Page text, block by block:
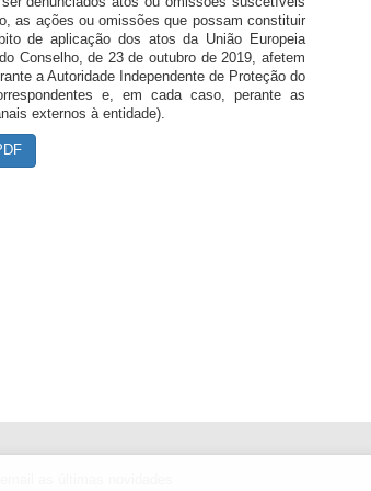
as ações ou omissões que possam constituir
de aplicação dos atos da União Europeia
Conselho, de 23 de outubro de 2019, afetem
a Autoridade Independente de Proteção do
e, em cada caso, perante as
externos à entidade).